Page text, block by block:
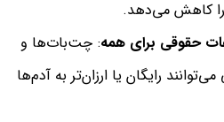
را کاهش می‌دهد.
حقوقی برای همه: چت‌بات‌ها و
رایگان یا ارزان‌تر به آدم‌ها